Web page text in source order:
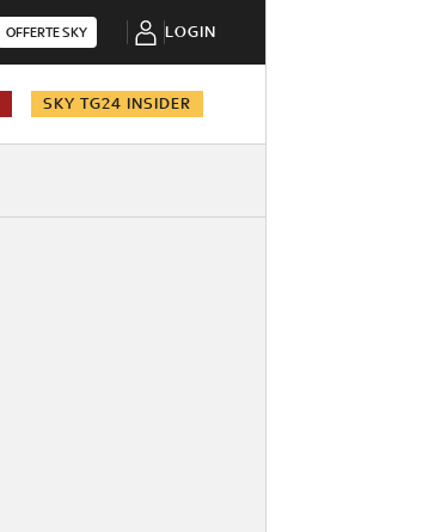
OFFERTE SKY LOGIN
SKY TG24 INSIDER